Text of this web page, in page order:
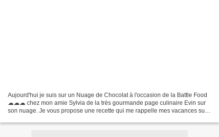
Aujourd'hui je suis sur un Nuage de Chocolat à l'occasion de la Battle Food
☁☁☁ chez mon amie Sylvia de la très gourmande page culinaire Evin sur
son nuage. Je vous propose une recette qui me rappelle mes vacances sur